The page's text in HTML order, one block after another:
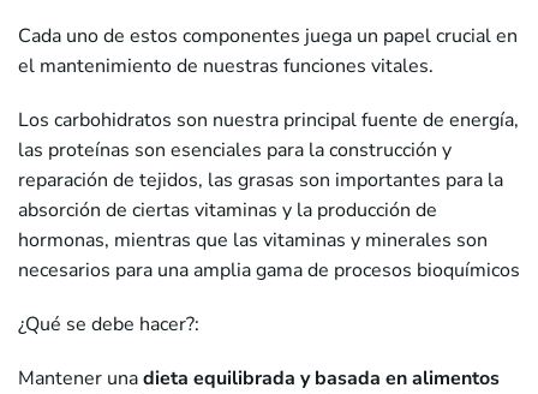
Cada uno de estos componentes juega un papel crucial en
el mantenimiento de nuestras funciones vitales.
Los carbohidratos son nuestra principal fuente de energía,
las proteínas son esenciales para la construcción y
reparación de tejidos, las grasas son importantes para la
absorción de ciertas vitaminas y la producción de
hormonas, mientras que las vitaminas y minerales son
necesarios para una amplia gama de procesos bioquímicos
¿Qué se debe hacer?:
Mantener unadieta equilibrada y basada en alimentos